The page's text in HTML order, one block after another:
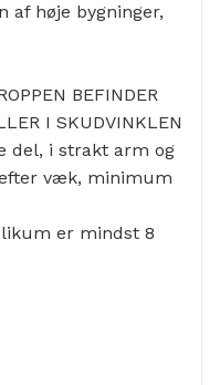
af høje bygninger,
BEFINDER
I SKUDVINKLEN
del, i strakt arm og
væk, minimum
er mindst 8